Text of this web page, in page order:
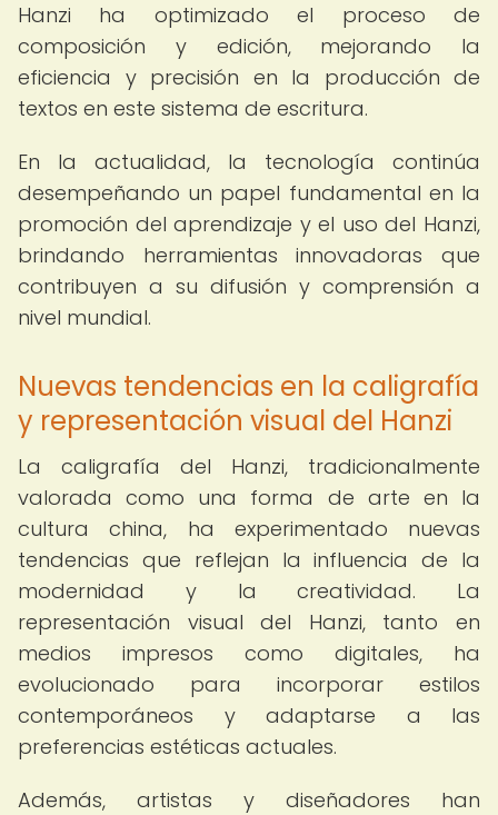
Hanzi ha optimizado el proceso de
composición y edición, mejorando la
eficiencia y precisión en la producción de
textos en este sistema de escritura.
En la actualidad, la tecnología continúa
desempeñando un papel fundamental en la
promoción del aprendizaje y el uso del Hanzi,
brindando herramientas innovadoras que
contribuyen a su difusión y comprensión a
nivel mundial.
Nuevas tendencias en la caligrafía
y representación visual del Hanzi
La caligrafía del Hanzi, tradicionalmente
valorada como una forma de arte en la
cultura china, ha experimentado nuevas
tendencias que reflejan la influencia de la
modernidad y la creatividad. La
representación visual del Hanzi, tanto en
medios impresos como digitales, ha
evolucionado para incorporar estilos
contemporáneos y adaptarse a las
preferencias estéticas actuales.
Además, artistas y diseñadores han